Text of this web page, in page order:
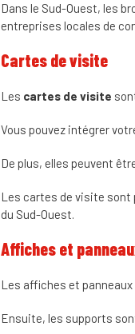
Dans le Sud-Ouest, les
entreprises locales de
Cartes de visite
Les cartes de visite
Vous pouvez intégrer
De plus, elles peuvent
Les cartes de visite
du Sud-Ouest.
Affiches et
Les affiches et
Ensuite, les supports